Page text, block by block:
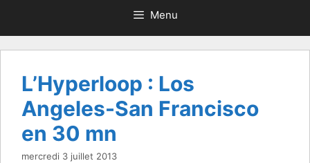
Menu
L’Hyperloop : Los
Angeles-San Francisco
en 30 mn
mercredi 3 juillet 2013